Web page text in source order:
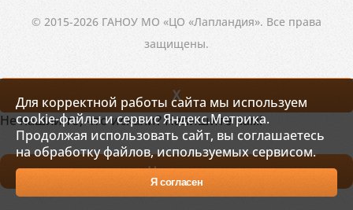
© 2015-2026 ГАНОУ МО «ЦО «Лапландия». Все права
защищены.
Для корректной работы сайта мы используем
cookie-файлы и сервис Яндекс.Метрика.
Продолжая использовать сайт, вы соглашаетесь
на обработку файлов, используемых сервисом.
Я согласен
X
Не нашли то, что искали? Напишите нам!
Написать